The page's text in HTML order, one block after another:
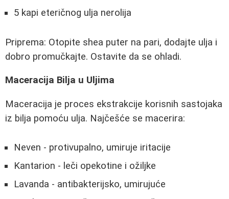
5 kapi eteričnog ulja nerolija
Priprema: Otopite shea puter na pari, dodajte ulja i
dobro promučkajte. Ostavite da se ohladi.
Maceracija Bilja u Uljima
Maceracija je proces ekstrakcije korisnih sastojaka
iz bilja pomoću ulja. Najčešće se macerira:
Neven - protivupalno, umiruje iritacije
Kantarion - leči opekotine i ožiljke
Lavanda - antibakterijsko, umirujuće